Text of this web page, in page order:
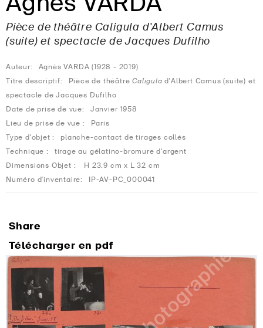
Pièce de théâtre Caligula d'Albert Camus
(suite) et spectacle de Jacques Dufilho
Auteur:
Agnès VARDA (1928 - 2019)
Titre descriptif:
Pièce de théâtreCaligulad'Albert Camus (suite) et
spectacle de Jacques Dufilho
Date de prise de vue:
Janvier 1958
Lieu de prise de vue :
Paris
Type d'objet :
planche-contact de tirages collés
Technique :
tirage au gélatino-bromure d'argent
Dimensions Objet :
H 23.9 cm x L 32 cm
Numéro d'inventaire:
IP-AV-PC_000041
Share
Télécharger en pdf